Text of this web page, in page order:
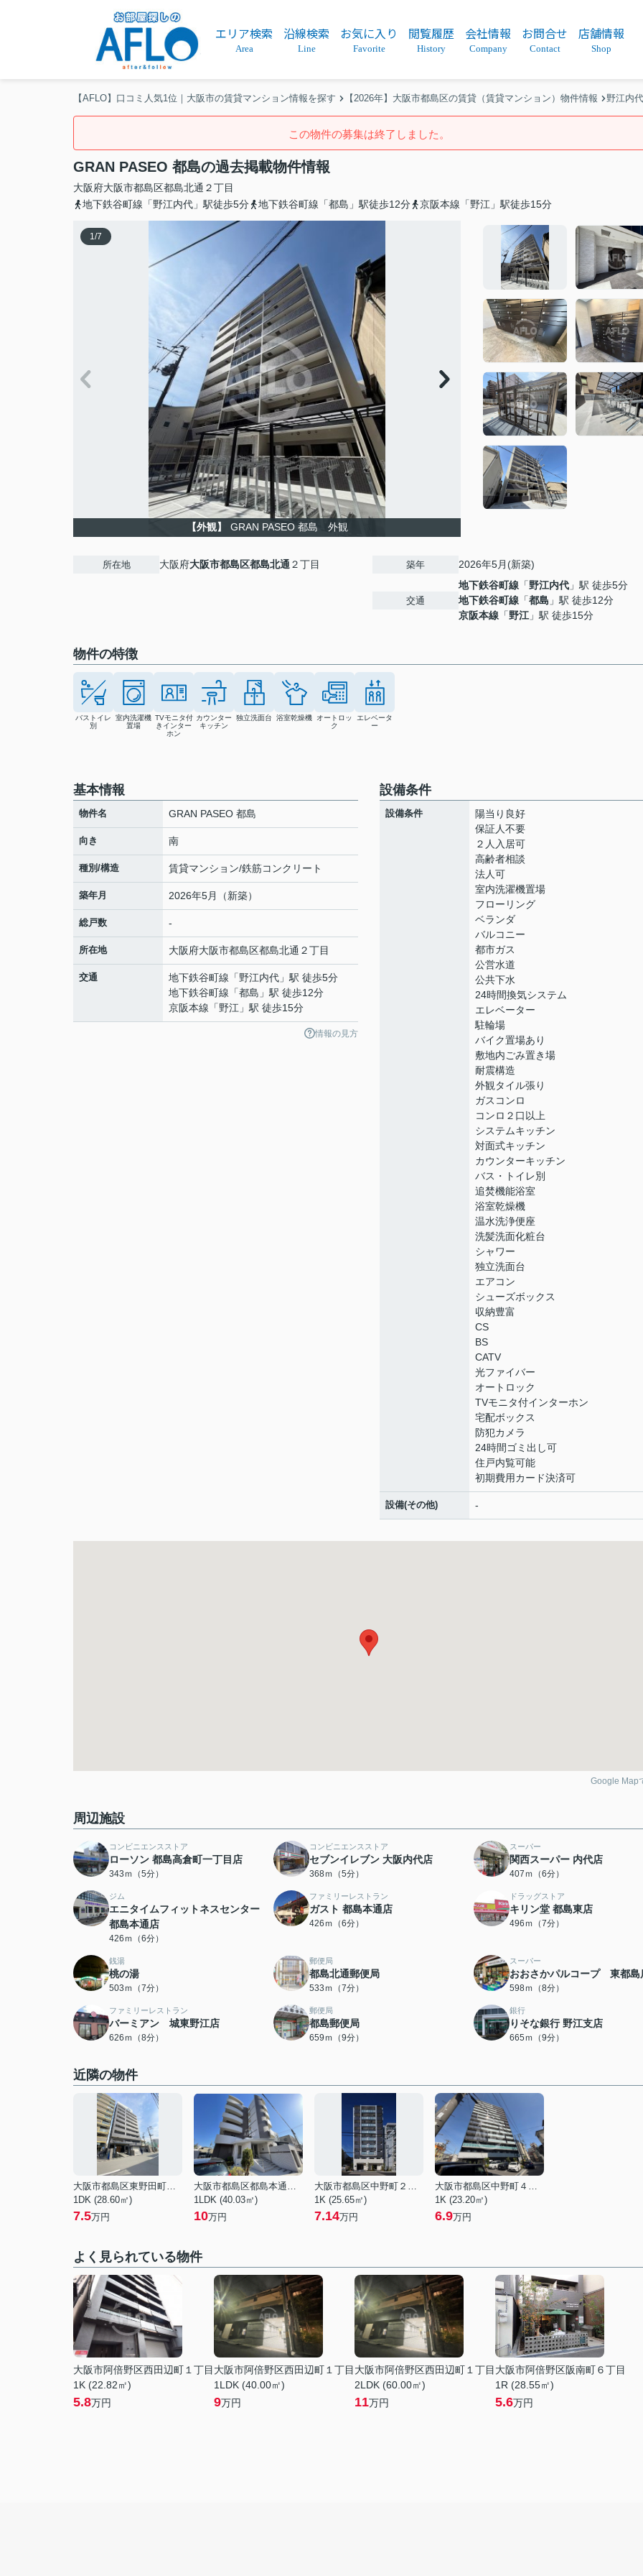
エリア検索
Area
沿線検索
Line
お気に入り
Favorite
閲覧履歴
History
会社情報
Company
お問合せ
Contact
店舗情報
Shop
【AFLO】口コミ人気1位｜大阪市の賃貸マンション情報を探す 【2026年】大阪市都島区の賃貸（賃貸マンション）物件情報 野江内
この物件の募集は終了しました。
GRAN PASEO 都島の過去掲載物件情報
大阪府大阪市都島区都島北通 ２丁目
地下鉄谷町線「野江内代」駅徒歩5分
地下鉄谷町線「都島」駅徒歩12分 京阪本線「野江」駅徒歩15分
1/7
【外観】 GRAN PASEO 都島 外観
所在地 大阪府大阪市都島区都島北通 ２丁目 築年 2026年5月(新築)
交通
地下鉄谷町線 「野江内代 」駅 徒歩5分
地下鉄谷町線 「都島 」駅 徒歩12分
京阪本線 「野江 」駅 徒歩15分
物件の特徴
バストイレ
別
室内洗濯機
置場
TVモニタ付
きインター
ホン
カウンター
キッチン
独立洗面台 浴室乾燥機
オートロッ
ク
エレベータ
ー
基本情報
物件名 GRAN PASEO 都島
向き 南
種別/構造 賃貸マンション/鉄筋コンクリート
築年月 2026年5月（新築）
総戸数 -
所在地 大阪府大阪市都島区都島北通 ２丁目
交通 地下鉄谷町線 「野江内代 」駅 徒歩5分
地下鉄谷町線 「都島 」駅 徒歩12分
京阪本線 「野江 」駅 徒歩15分
情報の見方
設備条件
設備条件
陽当り良好
保証人不要
２人入居可
高齢者相談
法人可
室内洗濯機置場
フローリング
ベランダ
バルコニー
都市ガス
公営水道
公共下水
24時間換気システム
エレベーター
駐輪場
バイク置場あり
敷地内ごみ置き場
耐震構造
外観タイル張り
ガスコンロ
コンロ２口以上
システムキッチン
対面式キッチン
カウンターキッチン
バス・トイレ別
追焚機能浴室
浴室乾燥機
温水洗浄便座
洗髪洗面化粧台
シャワー
独立洗面台
エアコン
シューズボックス
収納豊富
CS
BS
CATV
光ファイバー
オートロック
TVモニタ付インターホン
宅配ボックス
防犯カメラ
24時間ゴミ出し可
住戸内覧可能
初期費用カード決済可
設備(その他) -
Google Map
周辺施設
コンビニエンスストア
ローソン 都島高倉町一丁目店
343ｍ（5分）
コンビニエンスストア
セブンイレブン 大阪内代店
368ｍ（5分）
スーパー
関西スーパー 内代店
407ｍ（6分）
ジム
エニタイムフィットネスセンター
都島本通店
426ｍ（6分）
ファミリーレストラン
ガスト 都島本通店
426ｍ（6分）
ドラッグストア
キリン堂 都島東店
496ｍ（7分）
銭湯
桃の湯
503ｍ（7分）
郵便局
都島北通郵便局
533ｍ（7分）
スーパー
おおさかパルコープ 東都島
598ｍ（8分）
ファミリーレストラン
バーミアン 城東野江店
626ｍ（8分）
郵便局
都島郵便局
659ｍ（9分）
銀行
りそな銀行 野江支店
665ｍ（9分）
近隣の物件
大阪市都島区東野田町４丁目
1DK (28.60㎡)
7.5万円
大阪市都島区都島本通１丁目
1LDK (40.03㎡)
10万円
大阪市都島区中野町２丁目
1K (25.65㎡)
7.14万円
大阪市都島区中野町４丁目
1K (23.20㎡)
6.9万円
よく見られている物件
大阪市阿倍野区西田辺町１丁目
1K (22.82㎡)
5.8万円
大阪市阿倍野区西田辺町１丁目
1LDK (40.00㎡)
9万円
大阪市阿倍野区西田辺町１丁目
2LDK (60.00㎡)
11万円
大阪市阿倍野区阪南町６丁目
1R (28.55㎡)
5.6万円